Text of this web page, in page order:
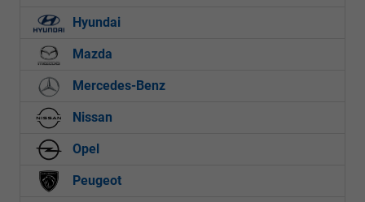
Hyundai
Mazda
Mercedes-Benz
Nissan
Opel
Peugeot